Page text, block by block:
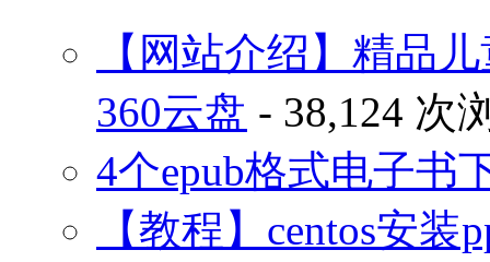
【网站介绍】精品
360云盘 - 38,124 次
4个epub格式电子书
【教程】centos安